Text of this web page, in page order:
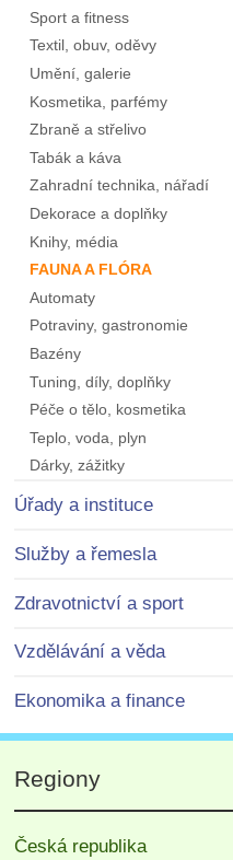
Sport a fitness
Textil, obuv, oděvy
Umění, galerie
Kosmetika, parfémy
Zbraně a střelivo
Tabák a káva
Zahradní technika, nářadí
Dekorace a doplňky
Knihy, média
FAUNA A FLÓRA
Automaty
Potraviny, gastronomie
Bazény
Tuning, díly, doplňky
Péče o tělo, kosmetika
Teplo, voda, plyn
Dárky, zážitky
Úřady a instituce
Služby a řemesla
Zdravotnictví a sport
Vzdělávání a věda
Ekonomika a finance
Regiony
Česká republika